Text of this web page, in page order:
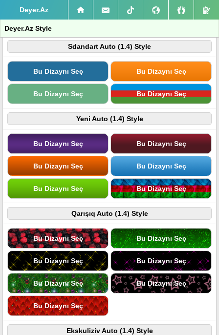
Deyer.Az
Deyer.Az Style
Sdandart Auto (1.4) Style
Bu Dizaynı Seç Bu Dizaynı Seç
Bu Dizaynı Seç Bu Dizaynı Seç
Yeni Auto (1.4) Style
Bu Dizaynı Seç Bu Dizaynı Seç
Bu Dizaynı Seç Bu Dizaynı Seç
Bu Dizaynı Seç Bu Dizaynı Seç
Qarışıq Auto (1.4) Style
Bu Dizaynı Seç Bu Dizaynı Seç
Bu Dizaynı Seç Bu Dizaynı Seç
Bu Dizaynı Seç Bu Dizaynı Seç
Bu Dizaynı Seç
Ekskuliziv Auto (1.4) Style